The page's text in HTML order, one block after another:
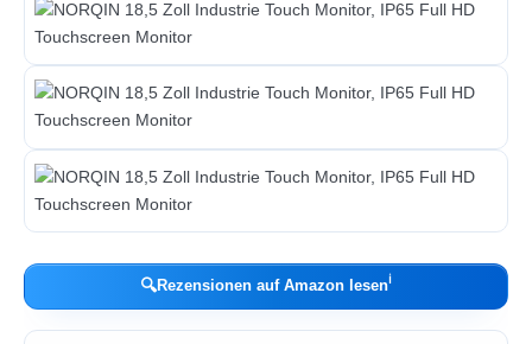
🔍Rezensionen auf Amazon lesenℹ︎